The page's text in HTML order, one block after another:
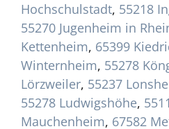
Hochschulstadt, 55218
55270 Jugenheim in
Kettenheim, 65399
Winternheim, 55278
Lörzweiler, 55237
55278 Ludwigshöhe,
Mauchenheim, 67582